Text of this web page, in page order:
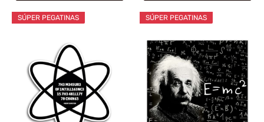
SÚPER PEGATINAS SÚPER PEGATINAS